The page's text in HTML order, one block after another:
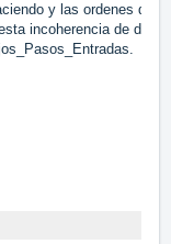
y las ordenes de
incoherencia de